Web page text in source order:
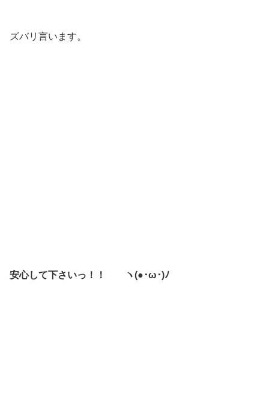
ズバリ言います。
安心して下さいっ！！ ヽ(●･ω･)ﾉ